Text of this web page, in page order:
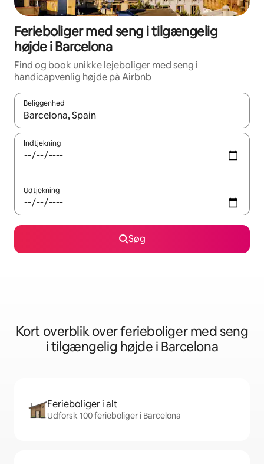
Ferieboliger med seng i tilgængelig
højde i Barcelona
Find og book unikke lejeboliger med seng i
handicapvenlig højde på Airbnb
Beliggenhed
Når resultaterne er tilgængelige, skal du navigere med
Indtjekning
Udtjekning
Søg
Kort overblik over ferieboliger med seng
i tilgængelig højde i Barcelona
Ferieboliger i alt
Udforsk 100 ferieboliger i Barcelona